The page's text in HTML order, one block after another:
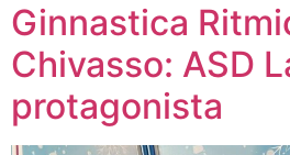
Ginnastica
Chivasso: ASD
protagonista